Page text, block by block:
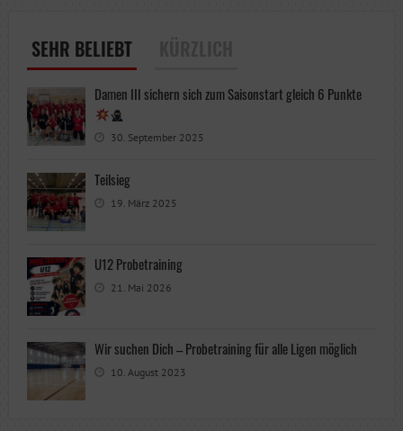
SEHR BELIEBT
Damen III sichern sich zum Saisonstart gleich 6 Punkte
30. September 2025
Teilsieg
19. März 2025
U12 Probetraining
21. Mai 2026
Wir suchen Dich – Probetraining für alle Ligen möglich
10. August 2023